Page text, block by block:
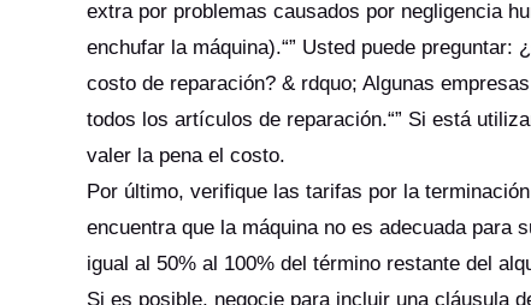
extra por problemas causados por negligencia
enchufar la máquina).“” Usted puede preguntar:
costo de reparación? & rdquo; Algunas
todos los artículos de reparación.“” Si está
valer la pena el costo.
Por último, verifique las tarifas por la
encuentra que la máquina no es adecuada para
igual al 50% al 100% del término restante del
Si es posible, negocie para incluir una cláusula